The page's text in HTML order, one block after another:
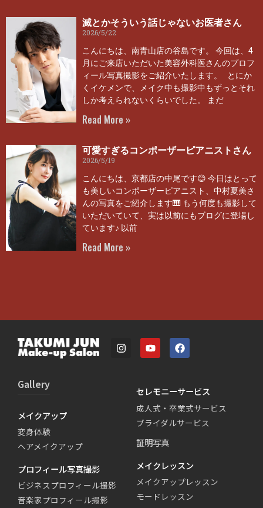
滅とかそういう話じゃないお医者さん
2026/5/22
こんにちは、南青山店の谷島です。 今回は、4
月にご来店いただいた美容外科医さんのプロフ
ィール写真撮影をご紹介いたします。 とにか
くイケメンで、メイク中も撮影中もずっとそれ
しか考えられないくらいでした。 まだ
Read More »
可愛すぎるコンポーザーピアニストさん
2026/5/19
こんにちは、京都店の中尾です😊 今日はとって
も美しいコンポーザーピアニスト、中村夏美さ
んの写真をご紹介します🎹 もう何度も撮影して
いただいていて、実は以前にもブログに登場し
ています♪ 以前
Read More »
Gallery
メイクアップ
変身体験
ヘアメイクアップ
プロフィール写真撮影
ビジネスプロフィール撮影
音楽家プロフィール撮影
セレモニーサービス
成人式・卒業式サービス
ブライダルサービス
証明写真
メイクレッスン
メイクアップレッスン
モードレッスン